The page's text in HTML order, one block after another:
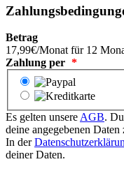
Betrag
17,99€/Monat für 12
Zahlung per *
Es gelten unsere AGB.
deine angegebenen
In der
deiner Daten.